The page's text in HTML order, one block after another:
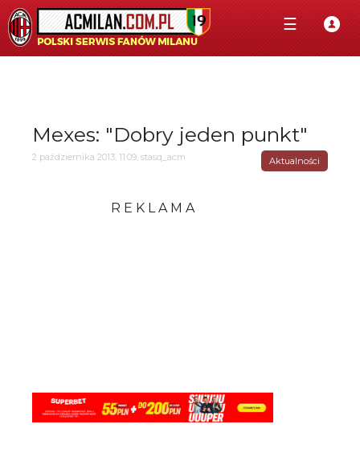
☰
Mexes: "Dobry jeden punkt"
2 października 2013, 11:09, stasq_acm Aktualności
R E K L A M A